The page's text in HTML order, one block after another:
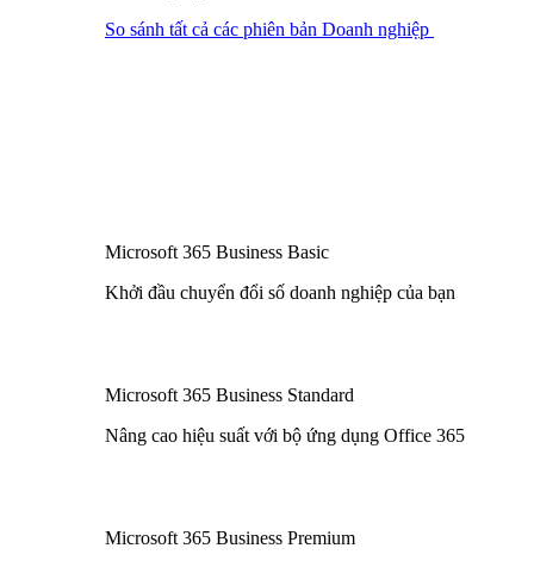
So sánh tất cả các phiên bản Doanh nghiệp
Microsoft 365 Business Basic
Khởi đầu chuyển đổi số doanh nghiệp của bạn
Microsoft 365 Business Standard
Nâng cao hiệu suất với bộ ứng dụng Office 365
Microsoft 365 Business Premium